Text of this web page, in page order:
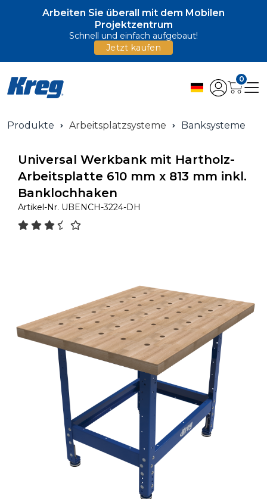
Arbeiten Sie überall mit dem Mobilen
Projektzentrum
Schnell und einfach aufgebaut!
Jetzt kaufen
0
Produkte Arbeitsplatzsysteme Banksysteme
Universal Werkbank mit Hartholz-
Arbeitsplatte 610 mm x 813 mm inkl.
Banklochhaken
Artikel-Nr. UBENCH-3224-DH